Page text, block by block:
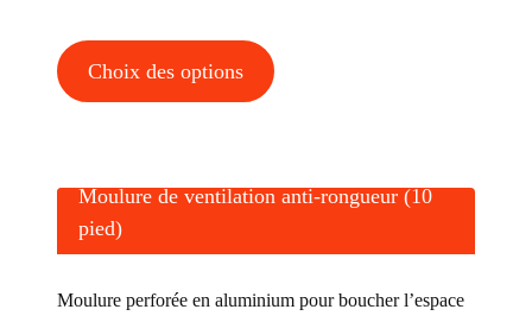
Choix des options
variations.
options
peuvent
Moulure de ventilation anti-rongueur (10
pied)
Moulure perforée en aluminium pour boucher l’espace